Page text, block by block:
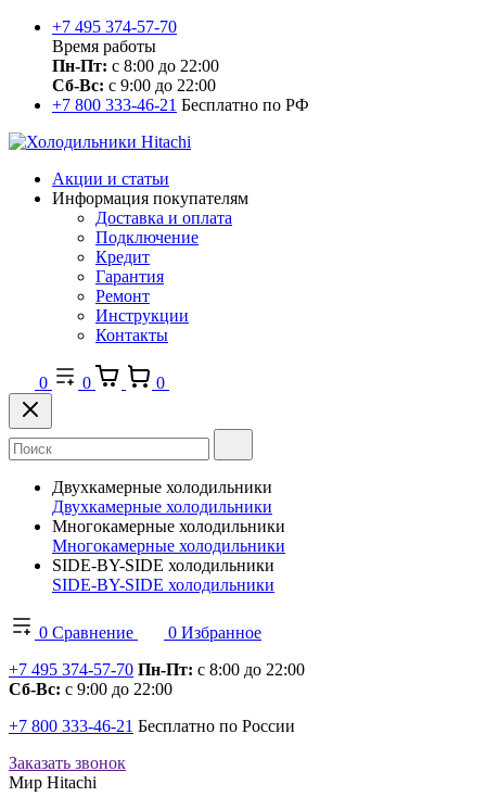
+7 495 374-57-70
Время работы
Пн-Пт: с 8:00 до 22:00
Сб-Вс: с 9:00 до 22:00
+7 800 333-46-21 Бесплатно по РФ
Акции и статьи
Информация покупателям
Доставка и оплата
Подключение
Кредит
Гарантия
Ремонт
Инструкции
Контакты
0 0 0
Двухкамерные холодильники
Двухкамерные холодильники
Многокамерные холодильники
Многокамерные холодильники
SIDE-BY-SIDE холодильники
SIDE-BY-SIDE холодильники
0 Сравнение 0 Избранное
+7 495 374-57-70 Пн-Пт: с 8:00 до 22:00
Сб-Вс: с 9:00 до 22:00
+7 800 333-46-21 Бесплатно по России
Заказать звонок
Мир Hitachi